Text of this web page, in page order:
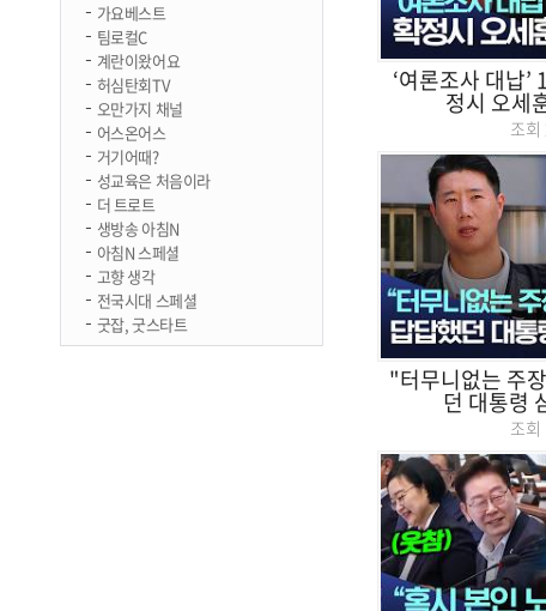
가요베스트
팀로컬C
계란이왔어요
허심탄회TV
오만가지 채널
어스온어스
거기어때?
성교육은 처음이라
더 트로트
생방송 아침N
아침N 스페셜
고향 생각
전국시대 스페셜
굿잡, 굿스타트
‘여론조사 대납
정시 오세
조회
"터무니없는 주
던 대통령
조회